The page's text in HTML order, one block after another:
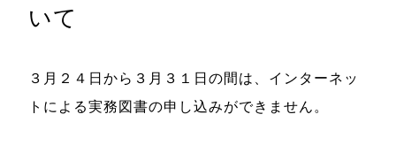
いて
３月２４日から３月３１日の間は、インターネッ
トによる実務図書の申し込みができません。